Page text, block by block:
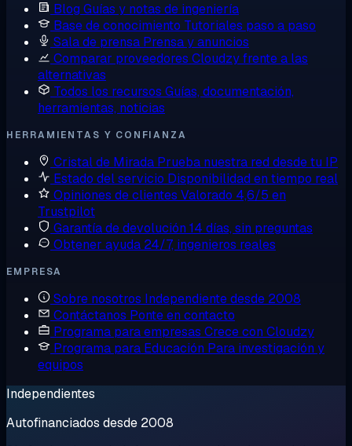
Blog Guías y notas de ingeniería
Base de conocimiento Tutoriales paso a paso
Sala de prensa Prensa y anuncios
Comparar proveedores Cloudzy frente a las
alternativas
Todos los recursos Guías, documentación,
herramientas, noticias
HERRAMIENTAS Y CONFIANZA
Cristal de Mirada Prueba nuestra red desde tu IP
Estado del servicio Disponibilidad en tiempo real
Opiniones de clientes Valorado 4,6/5 en
Trustpilot
Garantía de devolución 14 días, sin preguntas
Obtener ayuda 24/7, ingenieros reales
EMPRESA
Sobre nosotros Independiente desde 2008
Contáctanos Ponte en contacto
Programa para empresas Crece con Cloudzy
Programa para Educación Para investigación y
equipos
Independientes
Autofinanciados desde 2008